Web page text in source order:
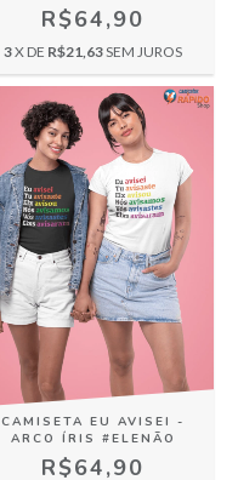
R$64,90
3X DE R$21,63SEM JUROS
CAMISETA EU AVISEI -
ARCO ÍRIS #ELENÃO
R$64,90